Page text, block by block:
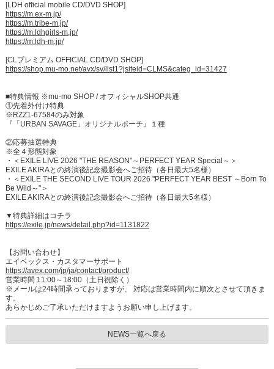
[LDH official mobile CD/DVD SHOP]
https://m.ex-m.jp/
https://m.tribe-m.jp/
https://m.ldhgirls-m.jp/
https://m.ldh-m.jp/
[CLプレミアム OFFICIAL CD/DVD SHOP]
https://shop.mu-mo.net/avx/sv/list1?jsiteid=CLMS&categ_id=31427
■特典情報 ※mu-mo SHOP / オフィシャルSHOP共通
①先着外付け特典
※RZZ1-67584のみ対象
『「URBAN SAVAGE」オリジナルポーチ』１種
②応募抽選特典
※全４形態対象
・＜EXILE LIVE 2026 "THE REASON"～PERFECT YEAR Special～＞
EXILE AKIRAとの終演後記念撮影会へご招待（各日最大5名様）
・＜EXILE THE SECOND LIVE TOUR 2026 "PERFECT YEAR BEST ～Born To
Be Wild～"＞
EXILE AKIRAとの終演後記念撮影会へご招待（各日最大5名様）
▼特典詳細はコチラ
https://exile.jp/news/detail.php?id=1131822
【お問い合わせ】
エイベックス・カスタマーサポート
https://avex.com/jp/ja/contact/product/
営業時間 11:00～18:00（土日祝除く）
※メールは24時間承っておりますが、 対応は営業時間内に順次とさせて頂きま
す。
あらかじめご了承いただけますようお願い申し上げます。
NEWS一覧へ戻る